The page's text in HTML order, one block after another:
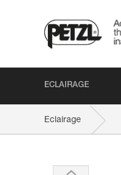
ECLAIRAGE
Eclairage